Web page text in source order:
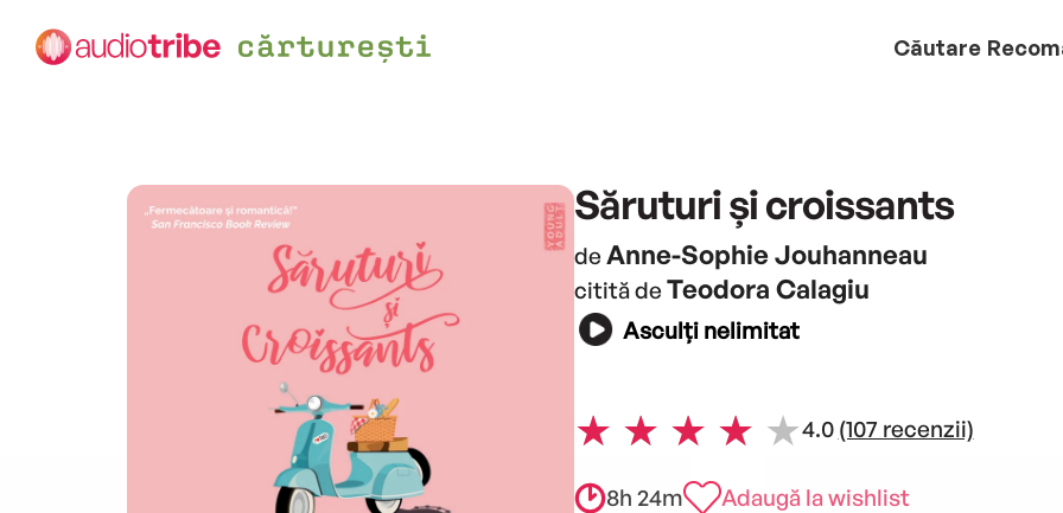
Căutare
Săruturi și croissants
de Anne-Sophie Jouhanneau
citită de Teodora Calagiu
Asculți nelimitat
4.0 (107 recenzii)
8h 24m Adaugă la wishlist